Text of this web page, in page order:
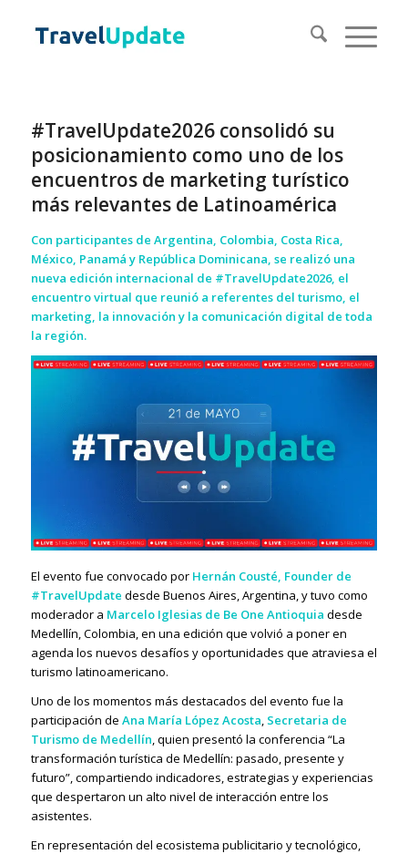
#TravelUpdate2026 consolidó su
posicionamiento como uno de los
encuentros de marketing turístico
más relevantes de Latinoamérica
Con participantes de Argentina, Colombia, Costa Rica,
México, Panamá y República Dominicana, se realizó una
nueva edición internacional de #TravelUpdate2026, el
encuentro virtual que reunió a referentes del turismo, el
marketing, la innovación y la comunicación digital de toda
la región.
El evento fue convocado por Hernán Cousté, Founder de
#TravelUpdate desde Buenos Aires, Argentina, y tuvo como
moderador a Marcelo Iglesias de Be One Antioquia desde
Medellín, Colombia, en una edición que volvió a poner en
agenda los nuevos desafíos y oportunidades que atraviesa el
turismo latinoamericano.
Uno de los momentos más destacados del evento fue la
participación de Ana María López Acosta Secretaria de
Turismo de Medellín , quien presentó la conferencia “La
transformación turística de Medellín: pasado, presente y
futuro”, compartiendo indicadores, estrategias y experiencias
que despertaron un alto nivel de interacción entre los
asistentes.
En representación del ecosistema publicitario y tecnológico,